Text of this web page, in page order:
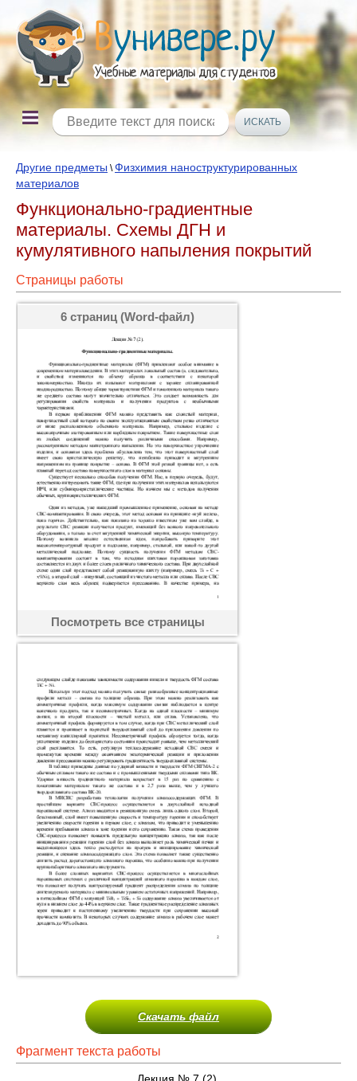
Другие предметы \Физхимия наноструктурированных
материалов
Функционально-градиентные
материалы. Схемы ДГН и
кумулятивного напыления покрытий
Страницы работы
6 страниц (Word-файл)
Посмотреть все страницы
Скачать файл
Фрагмент текста работы